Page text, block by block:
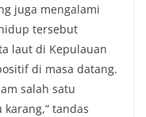
juga mengalami
tersebut
laut di Kepulauan
di masa datang.
salah satu
tandas